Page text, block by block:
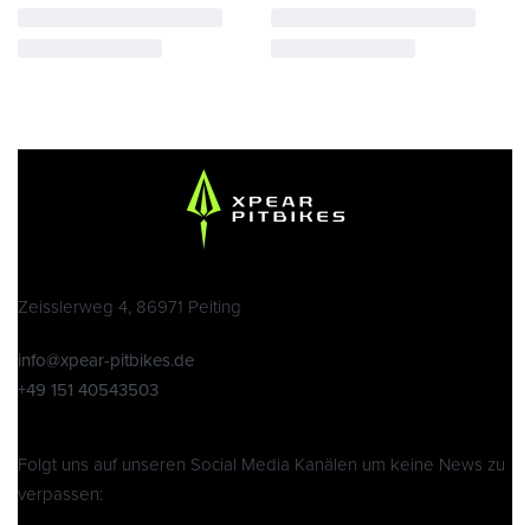
Zeisslerweg 4, 86971 Peiting
info@xpear-pitbikes.de
+49 151 40543503
Folgt uns auf unseren Social Media Kanälen um keine News zu
verpassen: